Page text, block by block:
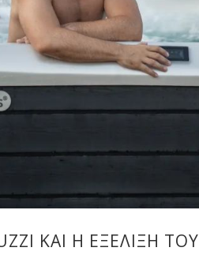
ΚΑΙ Η ΕΞΈΛΙΞΉ ΤΟΥ